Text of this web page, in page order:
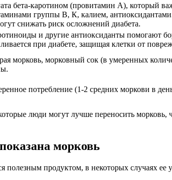
бета-каротином (провитамин А), который
группы В, К, калием,
снижать риск осложнений диабета.
и другие антиоксиданты помогают
при диабете, защищая клетки от
морковь, морковный сок (в умеренных
потребление (1-2 средних моркови в
люди могут лучше переносить морковь,
морковь
полезным продуктом, в некоторых случаях ее